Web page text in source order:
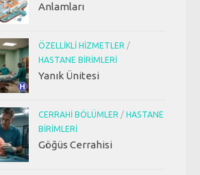
Anlamları
ÖZELLIKLI HIZMETLER /
HASTANE BIRIMLERI
Yanık Ünitesi
CERRAHI BÖLÜMLER / HASTANE
BIRIMLERI
Göğüs Cerrahisi